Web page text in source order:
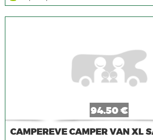
94.50 €
CAMPEREVE CAMPER VAN XL